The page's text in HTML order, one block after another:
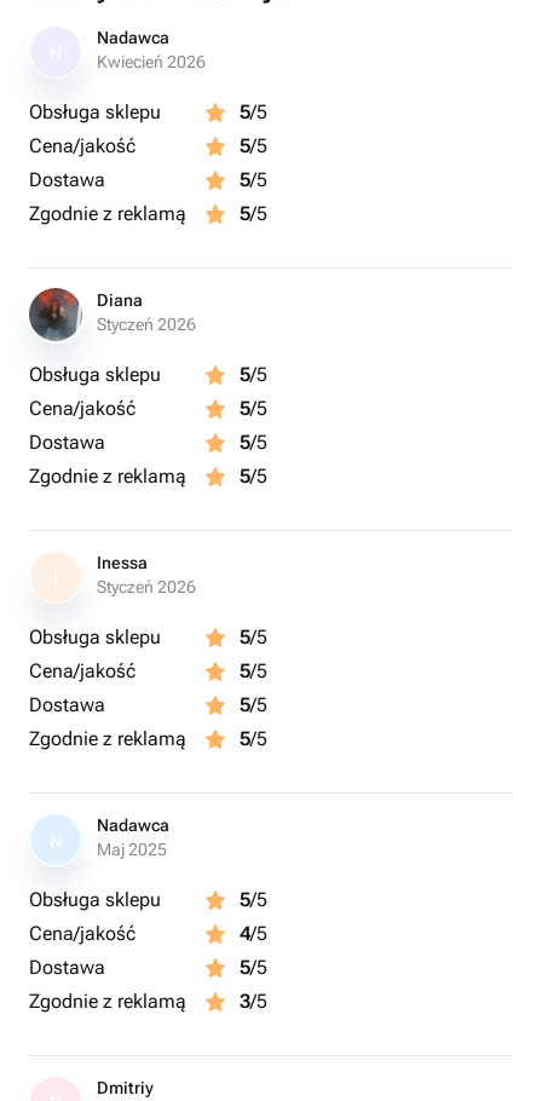
Nadawca
Kwiecień 2026
Obsługa sklepu 5/5
Cena/jakość
5/5
Dostawa
5/5
Zgodnie z reklamą
5/5
Diana
Styczeń 2026
Obsługa sklepu 5/5
Cena/jakość
5/5
Dostawa
5/5
Zgodnie z reklamą
5/5
I
Inessa
Styczeń 2026
Obsługa sklepu 5/5
Cena/jakość
5/5
Dostawa
5/5
Zgodnie z reklamą
5/5
N
Nadawca
Maj 2025
Obsługa sklepu 5/5
Cena/jakość
4/5
Dostawa
5/5
Zgodnie z reklamą
3/5
Dmitriy